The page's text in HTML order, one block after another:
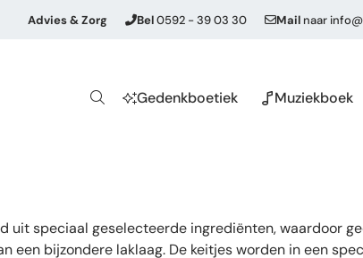
Advies & Zorg Bel0592 - 39 03 30 Mail naar
Gedenkboetiek Muziekboek
speciaal geselecteerde ingrediënten, waardoor
bijzondere laklaag. De keitjes worden in een